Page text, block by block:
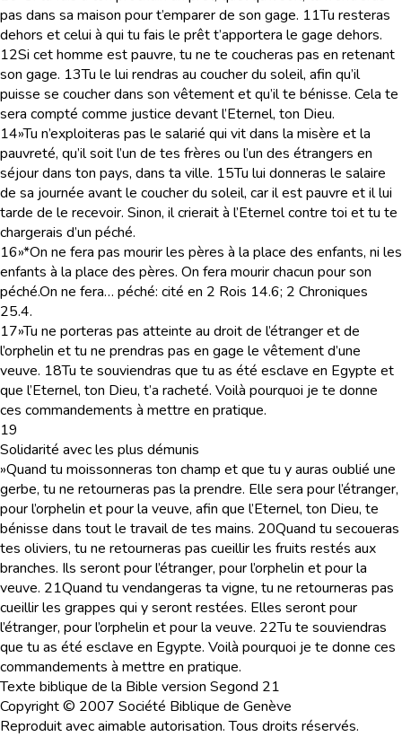
pas dans sa maison pour t’emparer de son gage. 11Tu resteras
dehors et celui à qui tu fais le prêt t’apportera le gage dehors.
12Si cet homme est pauvre, tu ne te coucheras pas en retenant
son gage. 13Tu le lui rendras au coucher du soleil, afin qu’il
puisse se coucher dans son vêtement et qu’il te bénisse. Cela te
sera compté comme justice devant l’Eternel, ton Dieu.
14»Tu n’exploiteras pas le salarié qui vit dans la misère et la
pauvreté, qu’il soit l’un de tes frères ou l’un des étrangers en
séjour dans ton pays, dans ta ville. 15Tu lui donneras le salaire
de sa journée avant le coucher du soleil, car il est pauvre et il lui
tarde de le recevoir. Sinon, il crierait à l’Eternel contre toi et tu te
chargerais d’un péché.
16»*On ne fera pas mourir les pères à la place des enfants, ni les
enfants à la place des pères. On fera mourir chacun pour son
péché.On ne fera… péché: cité en 2 Rois 14.6; 2 Chroniques
25.4.
17»Tu ne porteras pas atteinte au droit de l’étranger et de
l’orphelin et tu ne prendras pas en gage le vêtement d’une
veuve. 18Tu te souviendras que tu as été esclave en Egypte et
que l’Eternel, ton Dieu, t’a racheté. Voilà pourquoi je te donne
ces commandements à mettre en pratique.
19
Solidarité avec les plus démunis
»Quand tu moissonneras ton champ et que tu y auras oublié une
gerbe, tu ne retourneras pas la prendre. Elle sera pour l’étranger,
pour l’orphelin et pour la veuve, afin que l’Eternel, ton Dieu, te
bénisse dans tout le travail de tes mains. 20Quand tu secoueras
tes oliviers, tu ne retourneras pas cueillir les fruits restés aux
branches. Ils seront pour l’étranger, pour l’orphelin et pour la
veuve. 21Quand tu vendangeras ta vigne, tu ne retourneras pas
cueillir les grappes qui y seront restées. Elles seront pour
l’étranger, pour l’orphelin et pour la veuve. 22Tu te souviendras
que tu as été esclave en Egypte. Voilà pourquoi je te donne ces
commandements à mettre en pratique.
Texte biblique de la Bible version Segond 21
Copyright © 2007 Société Biblique de Genève
Reproduit avec aimable autorisation. Tous droits réservés.